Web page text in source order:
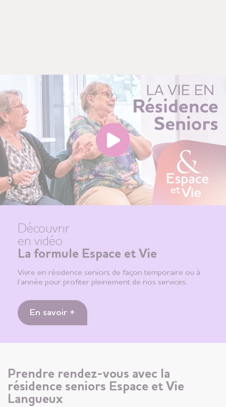
Découvrir
en vidéo
La formule Espace et Vie
Vivre en résidence seniors de façon temporaire ou à
l’année pour profiter pleinement de nos services.
En savoir +
Prendre rendez-vous avec la
résidence seniors Espace et Vie
Langueux